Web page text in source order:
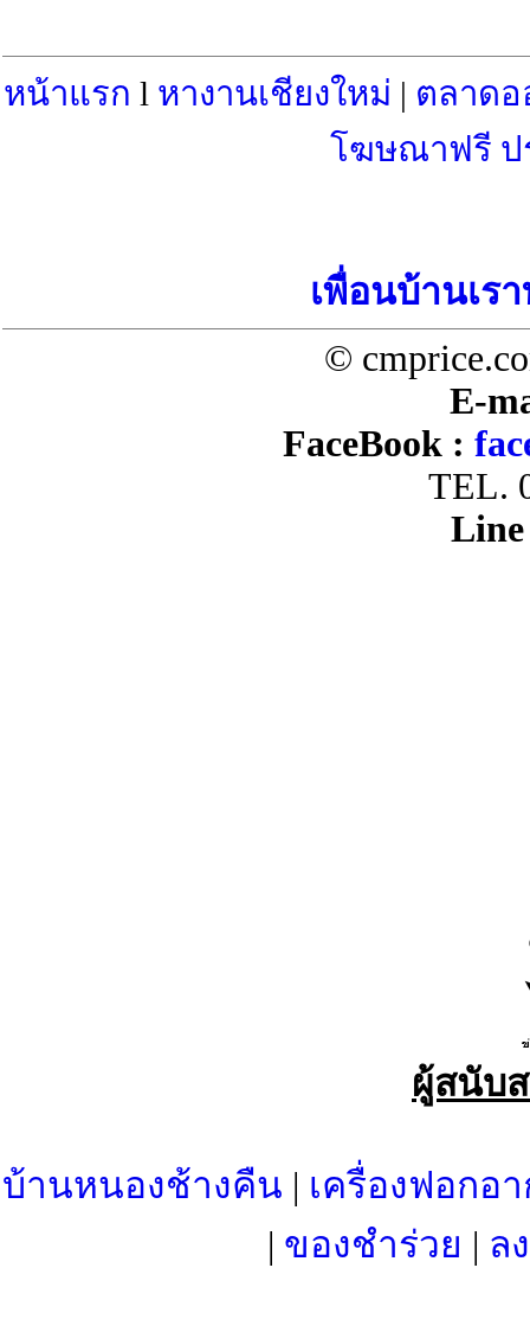
หน้าแรก l หางานเชียงใหม่ | ตลาด
โฆษณาฟรี ป
เพื่อนบ้านเร
©
E-
FaceBook :
TEL.
ผู้สนับ
บ้านหนองช้างคืน | เครื่องฟอกอ
| ของชำร่วย | ล